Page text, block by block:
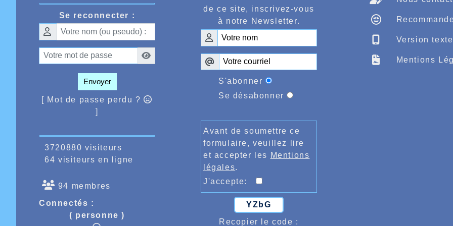
national en 2.07.46, après l’avoir décroché sur la
au départ des France « Elite » le prochain week-
également une course au titre, dans un premier
pourront l’amener à la finale, la mise en confiance
départ des séries avec sérénité et confiance, à
progressivement par son entraîneur Jean-Georges
encore bien progresser pour cette jeune femme
l’AHVL encore de belles surprises.
Le samedi 22 quelques athlètes se sont également
Flanders Cup très prisée par de nombreux athlètes
performance, côté sprint, il fallait retenir côté féminin,
Catoire en 51.75, 4.42.15 pour Aurélien Pinck sur
les 12 tours et demi en 16.35.22
Se reconnecter :
Envoyer
[ Mot de passe perdu ?
]
3720880 visiteurs
64 visiteurs en ligne
94 membres
Connectés :
( personne )
de ce site, inscrivez-vous
à notre Newsletter.
S'abonner
Se désabonner
Avant de soumettre ce
formulaire, veuillez lire
et accepter les Mentions
légales.
J'accepte:
YZbG
Recopier le code :
Version texte
Mentions